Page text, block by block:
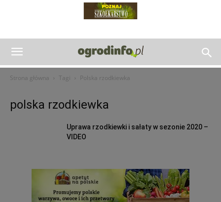
Strona główna Tagi Polska rzodkiewka
polska rzodkiewka
Uprawa rzodkiewki i sałaty w sezonie 2020 –
VIDEO